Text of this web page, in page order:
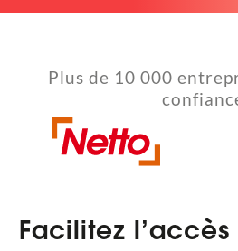
Plus de 10 000
Facilitez